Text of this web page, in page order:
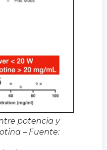
potencia y
– Fuente: